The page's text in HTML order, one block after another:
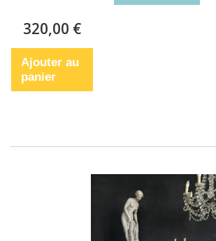
320,00 €
Ajouter au
panier